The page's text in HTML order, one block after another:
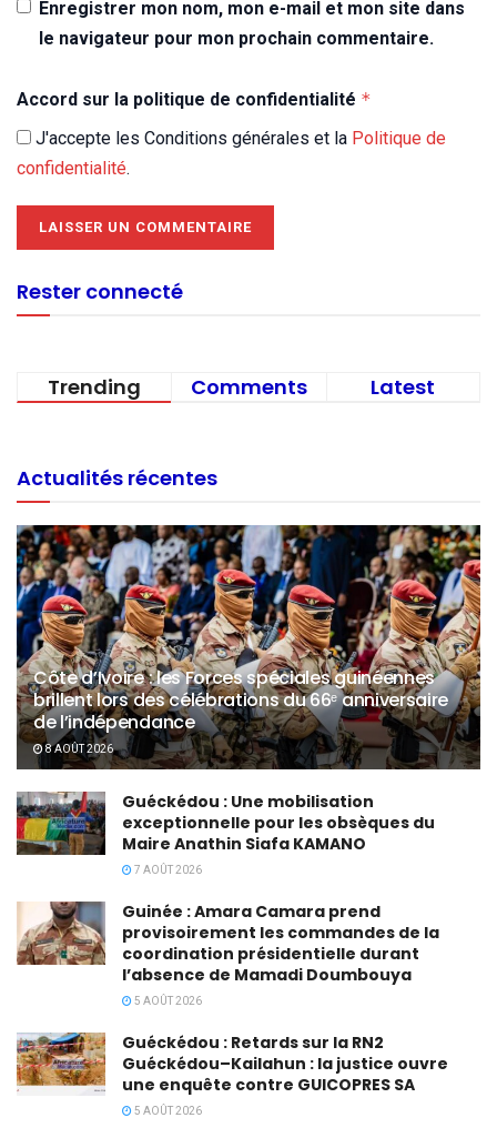
Enregistrer mon nom, mon e-mail et mon site dans
le navigateur pour mon prochain commentaire.
Accord sur la politique de confidentialité *
J'accepte les Conditions générales et la Politique de
confidentialité.
Rester connecté
Trending Comments Latest
Actualités récentes
Côte d’Ivoire : les Forces spéciales guinéennes
brillent lors des célébrations du 66ᵉ anniversaire
de l’indépendance
8 AOÛT 2026
Guéckédou : Une mobilisation
exceptionnelle pour les obsèques du
Maire Anathin Siafa KAMANO
7 AOÛT 2026
Guinée : Amara Camara prend
provisoirement les commandes de la
coordination présidentielle durant
l’absence de Mamadi Doumbouya
5 AOÛT 2026
Guéckédou : Retards sur la RN2
Guéckédou–Kailahun : la justice ouvre
une enquête contre GUICOPRES SA
5 AOÛT 2026